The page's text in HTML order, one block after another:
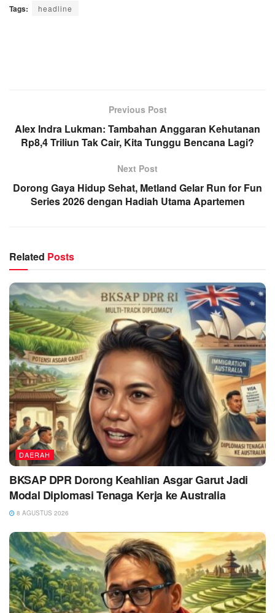
Tags: headline
Previous Post
Alex Indra Lukman: Tambahan Anggaran Kehutanan
Rp8,4 Triliun Tak Cair, Kita Tunggu Bencana Lagi?
Next Post
Dorong Gaya Hidup Sehat, Metland Gelar Run for Fun
Series 2026 dengan Hadiah Utama Apartemen
Related Posts
DAERAH
BKSAP DPR Dorong Keahlian Asgar Garut Jadi
Modal Diplomasi Tenaga Kerja ke Australia
8 AGUSTUS 2026